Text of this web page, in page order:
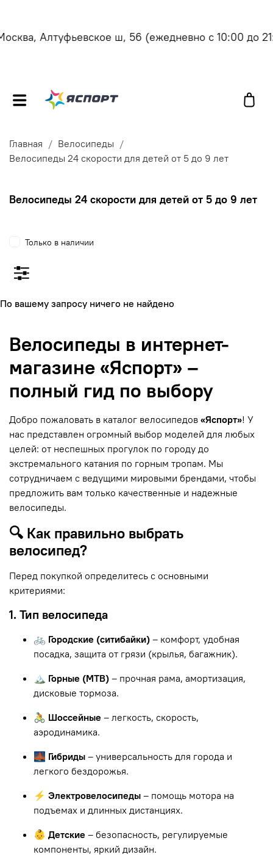
Алтуфьевское ш, 56(ежедневно с 10:00 до
Главная
Велосипеды
Велосипеды 24 скорости для детей от 5 до 9 лет
Велосипеды 24 скорости для детей от 5 до 9 лет
По вашему запросу ничего не найдено
Велосипеды в интернет-
магазине «Яспорт» –
полный гид по выбору
Добро пожаловать в каталог велосипедов «Яспорт»! У
нас представлен огромный выбор моделей для любых
целей: от неспешных прогулок по городу до
экстремального катания по горным тропам. Мы
сотрудничаем с ведущими мировыми брендами, чтобы
предложить вам только качественные и надежные
велосипеды.
🔍 Как правильно выбрать
велосипед?
Перед покупкой определитесь с основными
критериями:
1. Тип велосипеда
🚲 Городские (ситибайки) – комфорт, удобная
посадка, защита от грязи (крылья, багажник).
🏔 Горные (MTB) – прочная рама, амортизация,
дисковые тормоза.
🚴 Шоссейные – легкость, скорость,
аэродинамика.
🌉 Гибриды – универсальность для города и
легкого бездорожья.
⚡ Электровелосипеды – помощь мотора на
подъемах и длинных дистанциях.
👶 Детские – безопасность, регулируемые
компоненты, яркий дизайн.
Только в наличии